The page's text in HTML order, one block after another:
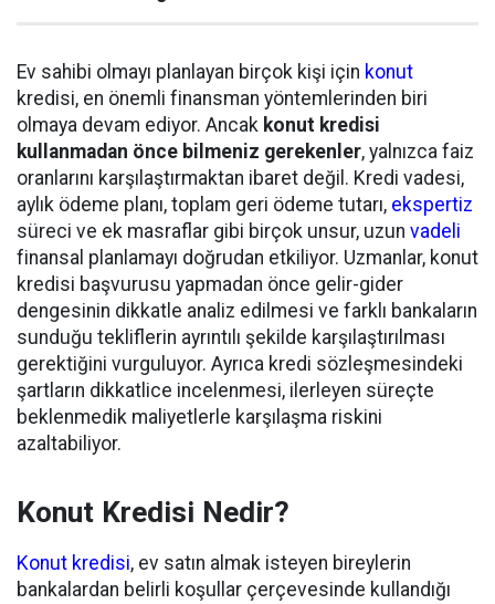
Ev sahibi olmayı planlayan birçok kişi için konut
kredisi, en önemli finansman yöntemlerinden biri
olmaya devam ediyor. Ancak konut kredisi
kullanmadan önce bilmeniz gerekenler, yalnızca faiz
oranlarını karşılaştırmaktan ibaret değil. Kredi vadesi,
aylık ödeme planı, toplam geri ödeme tutarı, ekspertiz
süreci ve ek masraflar gibi birçok unsur, uzun vadeli
finansal planlamayı doğrudan etkiliyor. Uzmanlar, konut
kredisi başvurusu yapmadan önce gelir-gider
dengesinin dikkatle analiz edilmesi ve farklı bankaların
sunduğu tekliflerin ayrıntılı şekilde karşılaştırılması
gerektiğini vurguluyor. Ayrıca kredi sözleşmesindeki
şartların dikkatlice incelenmesi, ilerleyen süreçte
beklenmedik maliyetlerle karşılaşma riskini
azaltabiliyor.
Konut Kredisi Nedir?
Konut kredisi, ev satın almak isteyen bireylerin
bankalardan belirli koşullar çerçevesinde kullandığı